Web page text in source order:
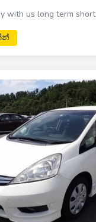
with us long term